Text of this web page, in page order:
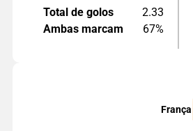
Total de golos
2.33
Ambas marcam
67%
França